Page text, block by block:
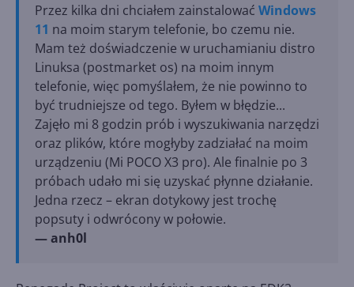
Przez kilka dni chciałem zainstalować Windows
11 na moim starym telefonie, bo czemu nie.
Mam też doświadczenie w uruchamianiu distro
Linuksa (postmarket os) na moim innym
telefonie, więc pomyślałem, że nie powinno to
być trudniejsze od tego. Byłem w błędzie...
Zajęło mi 8 godzin prób i wyszukiwania narzędzi
oraz plików, które mogłyby zadziałać na moim
urządzeniu (Mi POCO X3 pro). Ale finalnie po 3
próbach udało mi się uzyskać płynne działanie.
Jedna rzecz – ekran dotykowy jest trochę
popsuty i odwrócony w połowie.
— anh0l